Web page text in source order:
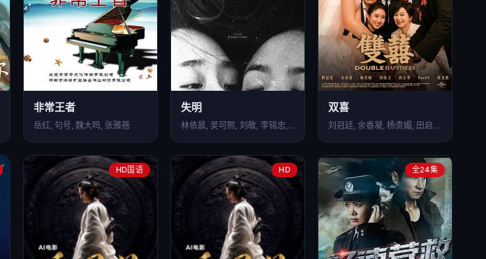
非常王者
岳红, 句号, 魏大鸣, 张雅蓓
失明
林依晨, 吴可熙, 刘敬, 李铭忠, 李沐, 王渝萱, …
双喜
刘冠廷, 余香凝, 杨贵媚, 田启文, 庹宗华, 汤毓绮…
HD国语 HD 全24集